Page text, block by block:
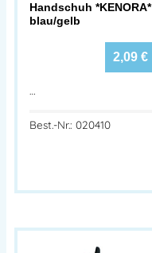
Handschuh *KENORA*
blau/gelb
2,09 €
…
Best.-Nr.: 020410